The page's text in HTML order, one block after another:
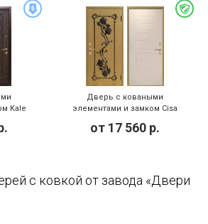
Kale
Дверь с коваными
элементами и замком Cisa
от 17 560 р.
с ковкой от завода «Двери